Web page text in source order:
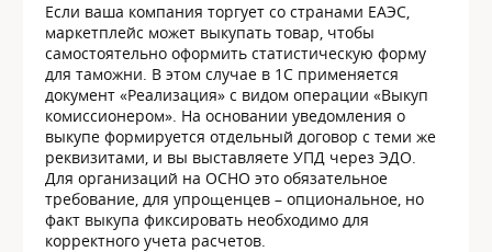
Если ваша компания торгует со странами ЕАЭС,
маркетплейс может выкупать товар, чтобы
самостоятельно оформить статистическую форму
для таможни. В этом случае в 1С применяется
документ «Реализация» с видом операции «Выкуп
комиссионером». На основании уведомления о
выкупе формируется отдельный договор с теми же
реквизитами, и вы выставляете УПД через ЭДО.
Для организаций на ОСНО это обязательное
требование, для упрощенцев – опциональное, но
факт выкупа фиксировать необходимо для
корректного учета расчетов.